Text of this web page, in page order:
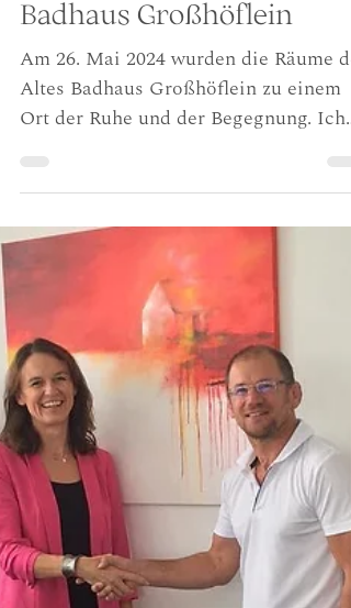
13. Apr. 1 Min. Lesezeit
Am 26. Mai 2024 wurden die Räume
Altes Badhaus Großhöflein zu einem
Ort der Ruhe und der Begegnung. Ich
präsentierte meine Werke in einem
Umfeld, das den Charakter der Bilder
auf besondere Weise getragen hat. Die
Verbindung aus historischer
Architektur und zeitgenössischer
Malerei schuf eine Atmosphäre, die
nicht inszeniert wirkte, sondern
selbstverständlich. Kunst fügte sich
nicht nur ein, sie begann, den Raum zu